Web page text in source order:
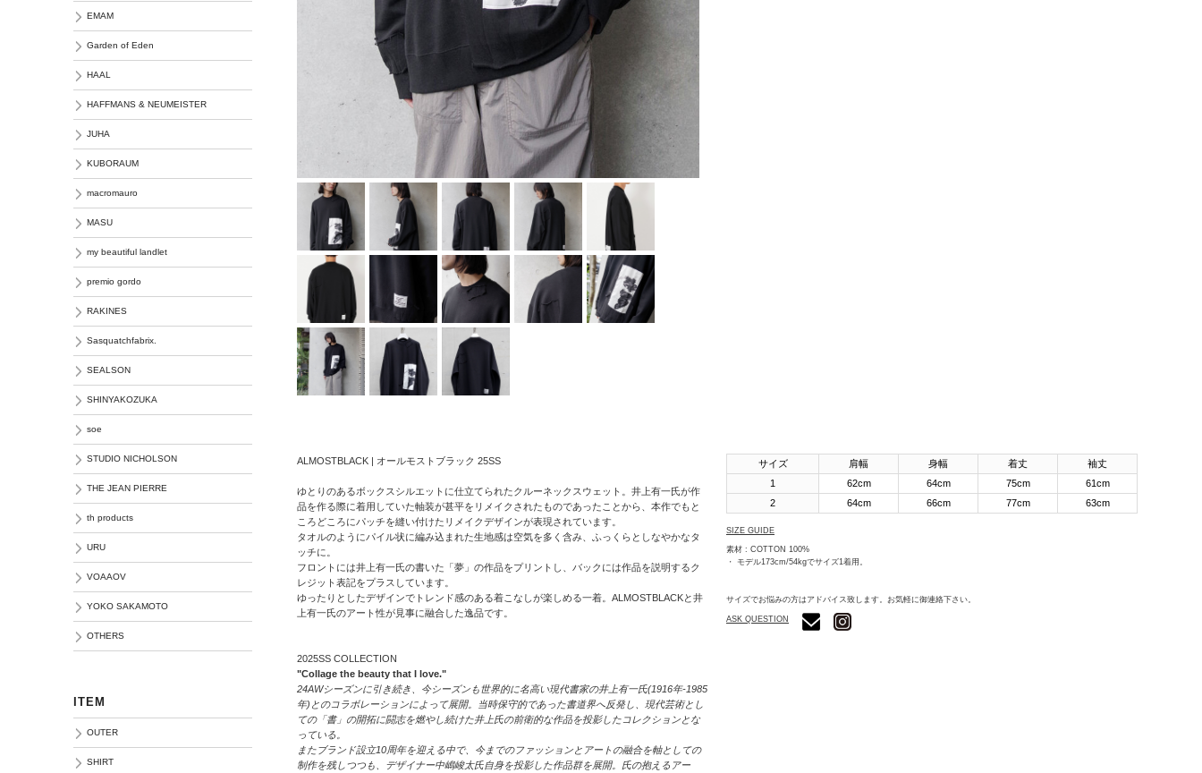
MASU
my beautiful
landlet
premio gordo
RAKINES
Sasquatchfabrix.
SEALSON
SHINYAKOZUKA
soe
STUDIO
NICHOLSON
THE JEAN
PIERRE
YOKO
SAKAMOTO
ALMOSTBLACK | オールモストブラック 25SS
ゆとりのあるボックスシルエットに仕立てられたクルーネックスウェット。井上有一氏が作
品を作る際に着用していた軸装が甚平をリメイクされたものであったことから、本作でもと
ころどころにパッチを縫い付けたリメイクデザインが表現されています。
タオルのようにパイル状に編み込まれた生地感は空気を多く含み、ふっくらとしなやかなタ
ッチに。
フロントには井上有一氏の書いた「夢」の作品をプリントし、バックには作品を説明するク
レジット表記をプラスしています。
ゆったりとしたデザインでトレンド感のある着こなしが楽しめる一着。ALMOSTBLACKと井
上有一氏のアート性が見事に融合した逸品です。
2025SS COLLECTION
"Collage the beauty that I love."
24AWシーズンに引き続き、今シーズンも世界的に名高い現代書家の井上有一氏(1916年-1985
年)とのコラボレーションによって展開。当時保守的であった書道界へ反発し、現代芸術とし
ての「書」の開拓に闘志を燃やし続けた井上氏の前衛的な作品を投影したコレクションとな
っている。
またブランド設立10周年を迎える中で、今までのファッションとアートの融合を軸としての
制作を残しつつも、デザイナー中嶋峻太氏自身を投影した作品群を展開。氏の抱えるアー
サイズ 肩幅 身幅 着丈
袖丈
1
62cm 64cm 75cm
61cm
2
64cm 66cm 77cm 63cm
SIZE GUIDE
素材 : COTTON 100%
・ モデル173cm/54kgでサイズ1着用。
サイズでお悩みの方はアドバイス致します。お気軽に御連絡下さい。
ASK QUESTION
EMAM
Garden of Eden
HAAL
HAFFMANS & NEUMEISTER
JUHA
KUBORAUM
macromauro
MASU
my beautiful landlet
premio gordo
RAKINES
Sasquatchfabrix.
SEALSON
SHINYAKOZUKA
soe
STUDIO NICHOLSON
THE JEAN PIERRE
th products
URU
VOAAOV
YOKO SAKAMOTO
OTHERS
ITEM
OUTER
SHIRT